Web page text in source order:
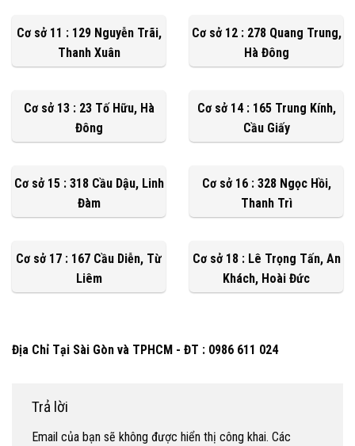
Cơ sở 11 : 129 Nguyễn Trãi,
Thanh Xuân
Cơ sở 12 : 278 Quang Trung,
Hà Đông
Cơ sở 13 : 23 Tố Hữu, Hà
Đông
Cơ sở 14 : 165 Trung Kính,
Cầu Giấy
Cơ sở 15 : 318 Cầu Dậu, Linh
Đàm
Cơ sở 16 : 328 Ngọc Hồi,
Thanh Trì
Cơ sở 17 : 167 Cầu Diễn, Từ
Liêm
Cơ sở 18 : Lê Trọng Tấn, An
Khách, Hoài Đức
Địa Chỉ Tại Sài Gòn và TPHCM - ĐT : 0986 611 024
Trả lời
Email của bạn sẽ không được hiển thị công khai. Các